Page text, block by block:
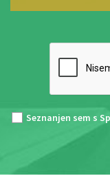
Seznanjen sem s